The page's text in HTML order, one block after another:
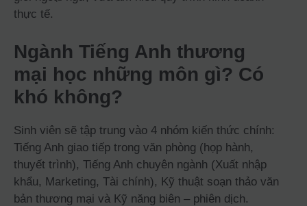
thực tế.
Ngành Tiếng Anh thương
mại học những môn gì? Có
khó không?
Sinh viên sẽ tập trung vào 4 nhóm kiến thức chính:
Tiếng Anh giao tiếp trong văn phòng (họp hành,
thuyết trình), Tiếng Anh chuyên ngành (Xuất nhập
khẩu, Marketing, Tài chính), Kỹ thuật soạn thảo văn
bản thương mại và Kỹ năng biên – phiên dịch.